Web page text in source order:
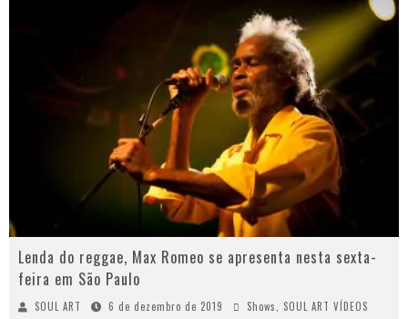
Lenda do reggae, Max Romeo se apresenta nesta sexta-
feira em São Paulo
SOUL ART 6 de dezembro de 2019 Shows SOUL ART VÍDEOS